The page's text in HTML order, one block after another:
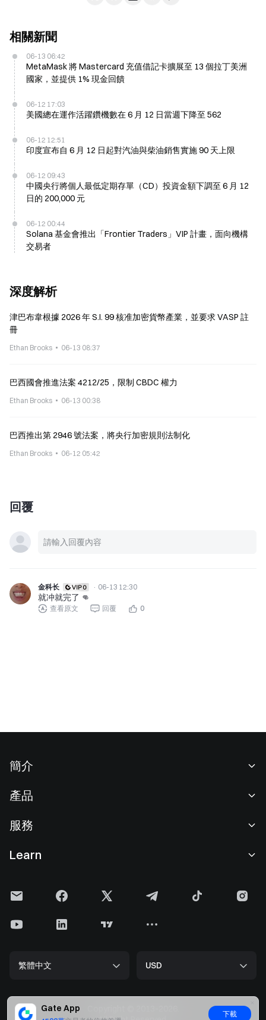
Gate App
下載
相關新聞
06-13 06:42
MetaMask 將 Mastercard 充值借記卡擴展至 13 個拉丁美洲
國家，並提供 1% 現金回饋
06-12 17:03
美國總在運作活躍鑽機數在 6 月 12 日當週下降至 562
06-12 12:51
印度宣布自 6 月 12 日起對汽油與柴油銷售實施 90 天上限
06-12 09:43
中國央行將個人最低定期存單（CD）投資金額下調至 6 月 12
日的 200,000 元
06-12 00:44
Solana 基金會推出「Frontier Traders」VIP 計畫，面向機構
交易者
深度解析
津巴布韋根據 2026 年 S.I. 99 核准加密貨幣產業，並要求 VASP 註
冊
Ethan Brooks 06-13 08:37
巴西國會推進法案 4212/25，限制 CBDC 權力
Ethan Brooks 06-13 00:38
巴西推出第 2946 號法案，將央行加密規則法制化
Ethan Brooks 06-12 05:42
回覆
金科长 · 06-13 12:30
就冲就完了 👊
查看原文 回覆 0
簡介
新聞中心
Cookie 政策
儲備金
安全方案
產品
現貨交易
理財中心
Alpha
Gate Pay
服務
費率標準
上幣申請
開發者中心（API）
Learn
Gate 快訊
以太坊 (ETH) 升級
大數据
繁體中文 USD